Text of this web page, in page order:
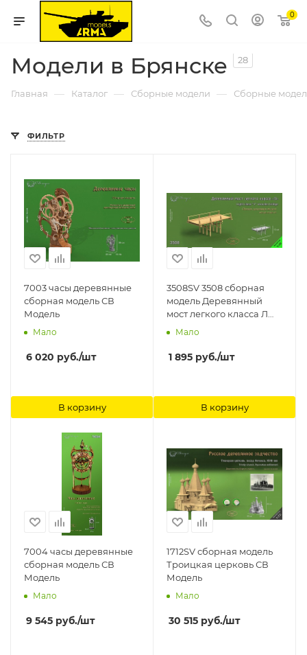
0
Модели в Брянске 28
Главная — Каталог — Сборные модели — Сборные
ФИЛЬТР
7003 часы деревянные
сборная модель СВ
Модель
Мало
6 020 руб./шт
В корзину
3508SV 3508 сборная
модель Деревянный
мост легкого класса Л
СВ Модель
Мало
1 895 руб./шт
В корзину
7004 часы деревянные
сборная модель СВ
Модель
Мало
9 545 руб./шт
1712SV сборная модель
Троицкая церковь СВ
Модель
Мало
30 515 руб./шт